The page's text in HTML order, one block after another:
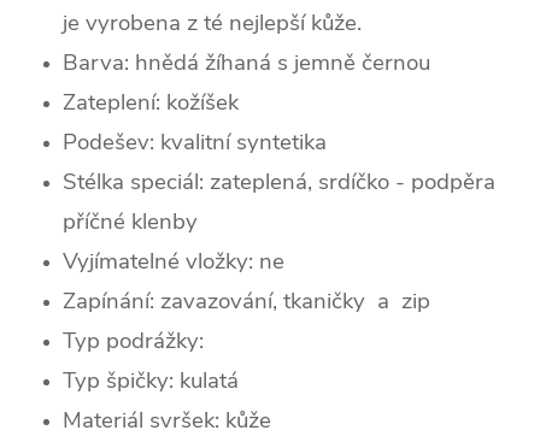
je vyrobena z té nejlepší kůže.
Barva: hnědá žíhaná s jemně černou
Zateplení: kožíšek
Podešev: kvalitní syntetika
Stélka speciál: zateplená, srdíčko - podpěra
příčné klenby
Vyjímatelné vložky: ne
Zapínání: zavazování, tkaničky a zip
Typ podrážky:
Typ špičky: kulatá
Materiál svršek: kůže